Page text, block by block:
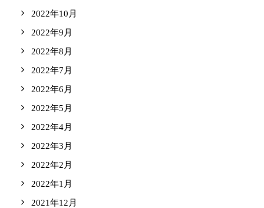
2022年10月
2022年9月
2022年8月
2022年7月
2022年6月
2022年5月
2022年4月
2022年3月
2022年2月
2022年1月
2021年12月